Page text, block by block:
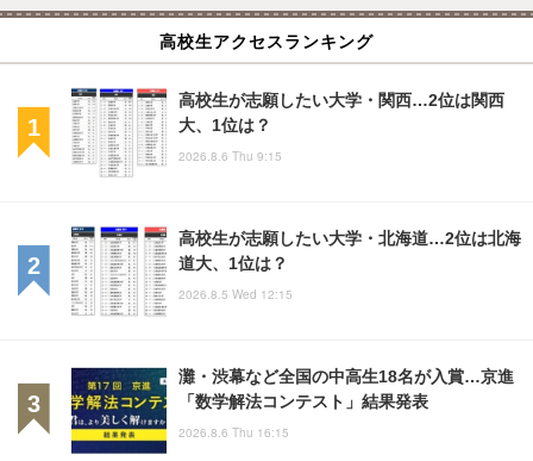
高校生アクセスランキング
高校生が志願したい大学・関西…2位は関西
大、1位は？
2026.8.6 Thu 9:15
高校生が志願したい大学・北海道…2位は北海
道大、1位は？
2026.8.5 Wed 12:15
灘・渋幕など全国の中高生18名が入賞…京進
「数学解法コンテスト」結果発表
2026.8.6 Thu 16:15